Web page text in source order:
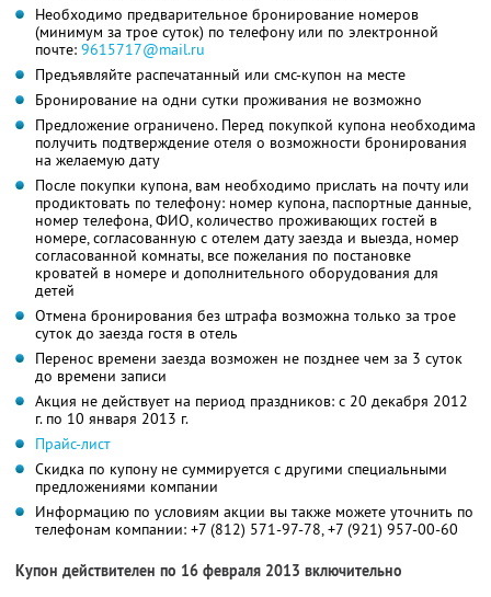
Необходимо предварительное бронирование номеров
(минимум за трое суток) по телефону или по электронной
почте: 9615717@mail.ru
Предъявляйте распечатанный или смс-купон на месте
Бронирование на одни сутки проживания не возможно
Предложение ограничено. Перед покупкой купона необходима
получить подтверждение отеля о возможности бронирования
на желаемую дату
После покупки купона, вам необходимо прислать на почту или
продиктовать по телефону: номер купона, паспортные данные,
номер телефона, ФИО, количество проживающих гостей в
номере, согласованную с отелем дату заезда и выезда, номер
согласованной комнаты, все пожелания по постановке
кроватей в номере и дополнительного оборудования для
детей
Отмена бронирования без штрафа возможна только за трое
суток до заезда гостя в отель
Перенос времени заезда возможен не позднее чем за 3 суток
до времени записи
Акция не действует на период праздников: с 20 декабря 2012
г. по 10 января 2013 г.
Прайс-лист
Скидка по купону не суммируется с другими специальными
предложениями компании
Информацию по условиям акции вы также можете уточнить по
телефонам компании: +7 (812) 571-97-78, +7 (921) 957-00-60
Купон действителен по 16 февраля 2013 включительно